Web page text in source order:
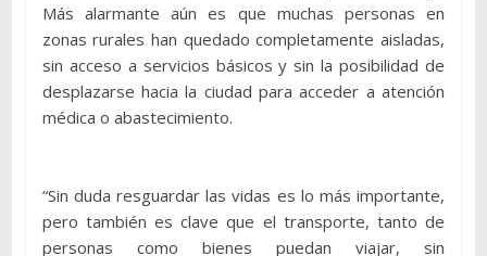
Más alarmante aún es que muchas personas en
zonas rurales han quedado completamente aisladas,
sin acceso a servicios básicos y sin la posibilidad de
desplazarse hacia la ciudad para acceder a atención
médica o abastecimiento.
“Sin duda resguardar las vidas es lo más importante,
pero también es clave que el transporte, tanto de
personas como bienes puedan viajar, sin